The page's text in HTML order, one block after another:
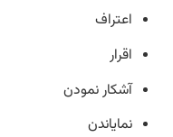
اعتراف
اقرار
آشکار نمودن
نمایاندن